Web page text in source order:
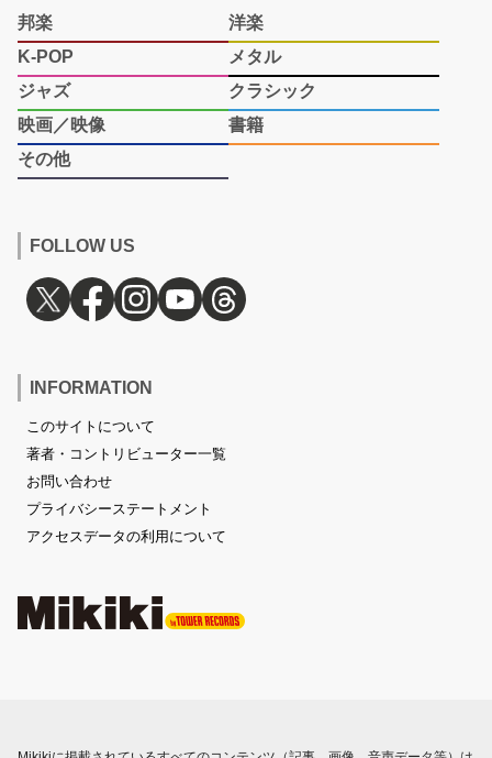
邦楽
洋楽
K-POP
メタル
ジャズ
クラシック
映画／映像
書籍
その他
FOLLOW US
INFORMATION
このサイトについて
著者・コントリビューター一覧
お問い合わせ
プライバシーステートメント
アクセスデータの利用について